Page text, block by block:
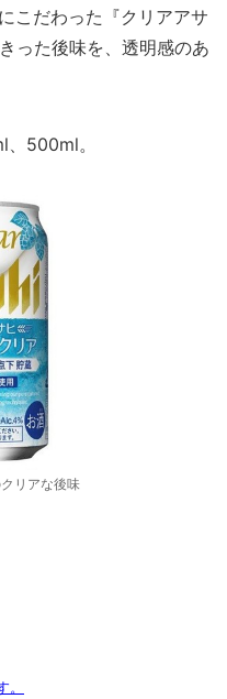
こだわった『クリアアサ
った後味を、透明感のあ
500ml。
リアな後味